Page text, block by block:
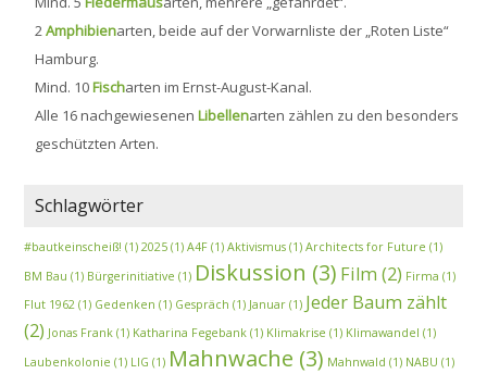
2Amphibienarten, beide auf der Vorwarnliste der „Roten Liste“
Hamburg.
Mind. 10Fischarten im Ernst-August-Kanal.
Alle 16 nachgewiesenen Libellenarten zählen zu den besonders
geschützten Arten.
Schlagwörter
#bautkeinscheiß! (1) 2025 (1) A4F (1) Aktivismus (1) Architects for Future (1)
BM Bau (1) Bürgerinitiative (1) Diskussion (3) Film (2) Firma (1)
Flut 1962 (1) Gedenken (1) Gespräch (1) Januar (1) Jeder Baum zählt
(2) Jonas Frank (1) Katharina Fegebank (1) Klimakrise (1) Klimawandel (1)
Laubenkolonie (1) LIG (1) Mahnwache (3) Mahnwald (1) NABU (1)